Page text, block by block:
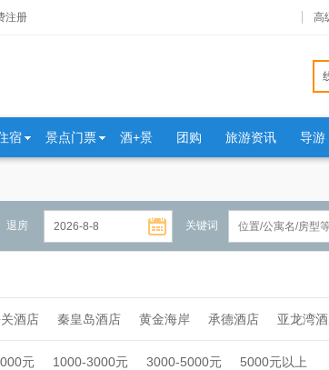
注册 高
宿 景点门票 酒+景 团购 旅游资讯 导游
退房 关键词
酒店 秦皇岛酒店 黄金海岸 承德酒店 亚龙湾
元 1000-3000元 3000-5000元 5000元以上